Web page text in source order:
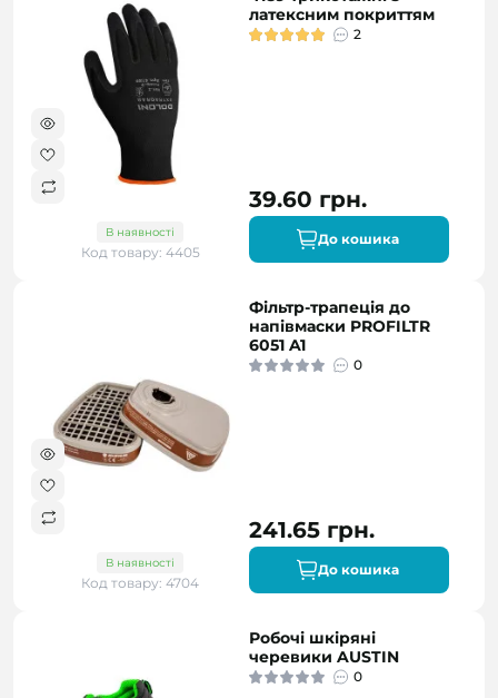
В наявності
Код товару: 4405
латексним покриттям
2
39.60 грн.
До кошика
В наявності
Код товару: 4704
Фільтр-трапеція до
напівмаски PROFILTR
6051 A1
0
241.65 грн.
До кошика
Робочі шкіряні
черевики AUSTIN
0